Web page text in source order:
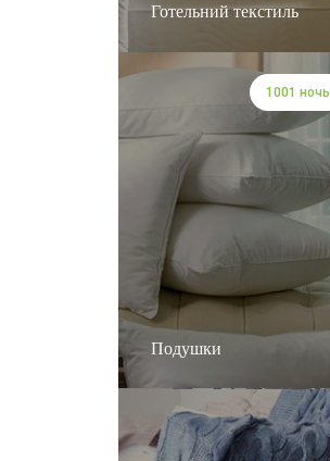
Готельний текстиль
Подушки
1001 ночь